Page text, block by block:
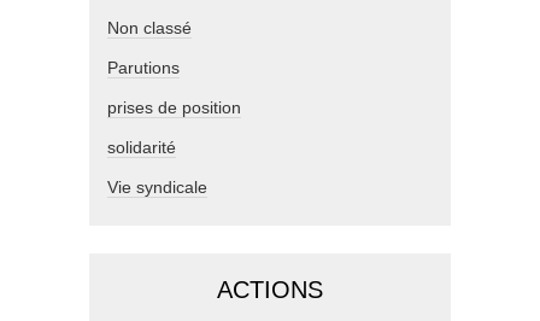
Non classé
Parutions
prises de position
solidarité
Vie syndicale
ACTIONS